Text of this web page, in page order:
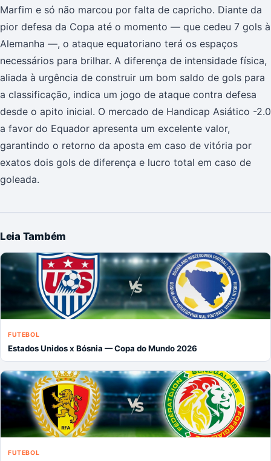
Marfim e só não marcou por falta de capricho. Diante da
pior defesa da Copa até o momento — que cedeu 7 gols à
Alemanha —, o ataque equatoriano terá os espaços
necessários para brilhar. A diferença de intensidade física,
aliada à urgência de construir um bom saldo de gols para
a classificação, indica um jogo de ataque contra defesa
desde o apito inicial. O mercado de Handicap Asiático -2.0
a favor do Equador apresenta um excelente valor,
garantindo o retorno da aposta em caso de vitória por
exatos dois gols de diferença e lucro total em caso de
goleada.
Leia Também
FUTEBOL
Estados Unidos x Bósnia — Copa do Mundo 2026
FUTEBOL